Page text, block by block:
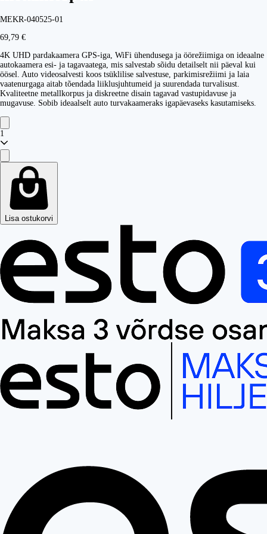
MEKR-040525-01
69,79 €
4K UHD pardakaamera GPS-iga, WiFi ühendusega ja öörežiimiga on ideaalne
autokaamera esi- ja tagavaatega, mis salvestab sõidu detailselt nii päeval kui
öösel. Auto videosalvesti koos tsüklilise salvestuse, parkimisrežiimi ja laia
vaatenurgaga aitab tõendada liiklusjuhtumeid ja suurendada turvalisust.
Kvaliteetne metallkorpus ja diskreetne disain tagavad vastupidavuse ja
mugavuse. Sobib ideaalselt auto turvakaameraks igapäevaseks kasutamiseks.
1
Lisa ostukorvi